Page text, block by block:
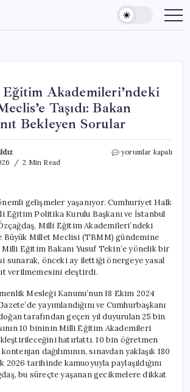
Akademileri’ndeki
Taşıdı: Bakan
Bekleyen Sorular
2 Min Read
CHP,
Meclis’e
Taşıdı:
Bakan
Tekin’e
Yanıt
Bekleyen
Sorular
yorumlar kapalı
gelişmeler yaşanıyor. Cumhuriyet Halk
Eğitim Politika Kurulu Başkanı ve İstanbul
Milli Eğitim Akademileri’ndeki
Büyük Millet Meclisi (TBMM) gündemine
Milli Eğitim Bakanı Yusuf Tekin’e yönelik bir
sunarak, önceki ay ilettiği önergeye yasal
verilmemesini eleştirdi.
Mesleği Kanunu’nun 18 Ekim 2024
yayımlandığını ve Cumhurbaşkanı
tarafından geçen yıl duyurulan 25 bin
10 bininin Milli Eğitim Akademileri
hatırlattı. 10 bin öğretmen
dağılımının, sınavdan yaklaşık 180
2026 tarihinde kamuoyuyla paylaşıldığını
bu süreçte yaşanan gecikmelere dikkat